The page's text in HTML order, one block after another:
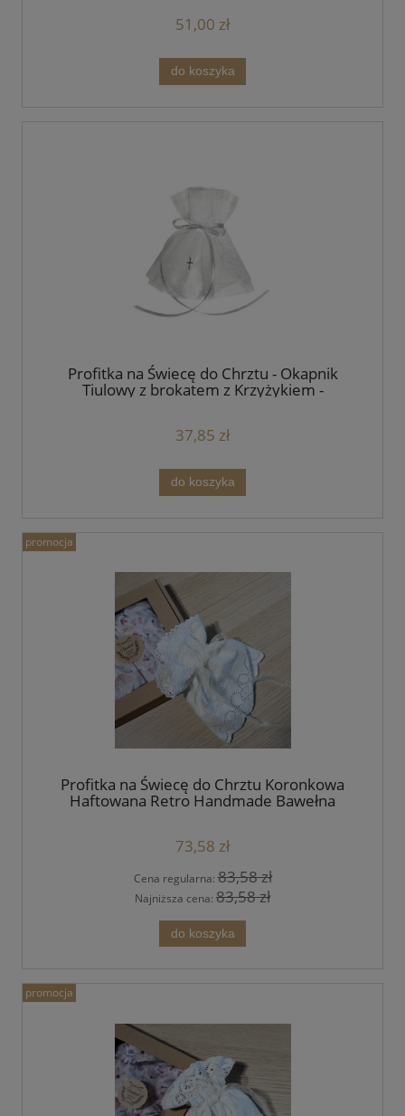
51,00 zł
do koszyka
Profitka na Świecę do Chrztu - Okapnik
Tiulowy z brokatem z Krzyżykiem -
37,85 zł
do koszyka
Profitka na Świecę do Chrztu Koronkowa
Haftowana Retro Handmade Bawełna
73,58 zł
Cena regularna:83,58 zł
Najniższa cena: 83,58 zł
do koszyka
promocja
promocja